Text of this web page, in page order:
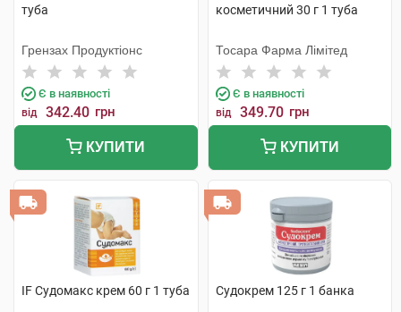
туба
Грензах Продуктіонс
Є в наявності
від 342.40 грн
КУПИТИ
косметичний 30 г 1 туба
Тосара Фарма Лімітед
Є в наявності
від 349.70 грн
КУПИТИ
IF Судомакс крем 60 г 1 туба Судокрем 125 г 1 банка